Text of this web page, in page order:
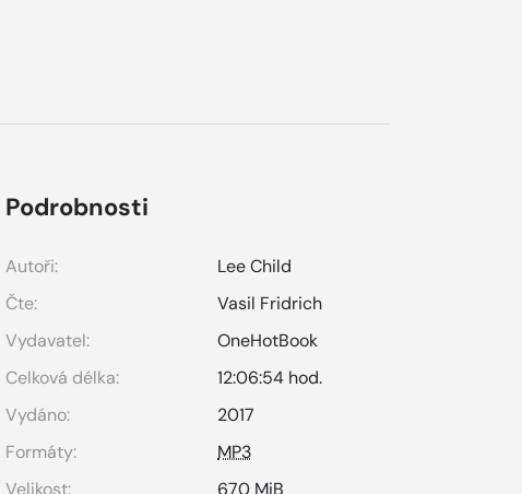
Podrobnosti
Autoři:
Lee Child
Čte:
Vasil Fridrich
Vydavatel:
OneHotBook
Celková délka:
12:06:54 hod.
Vydáno:
2017
Formáty:
MP3
Velikost:
670 MiB